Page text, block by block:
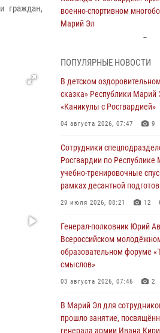
граждан,
военно-спортивном
Марий Эл
Представитель
Управления Росгвардии по
Марий Эл принял участие в
методическом сборе
06 августа 2026, 09:37 10
В Марий Эл сотрудники ЛРР
прошедший месяц провели
проверок мест хранения
06 августа 2026, 08:00
В Марий Эл сотрудники
охраны Росгвардии за
задержали 19 нарушителей
05 августа 2026, 09:44
прошло занятие,
генерала армии Ивана
ПОПУЛЯРНЫЕ НОВОСТИ
В детском
сказка» Республики
«Каникулы с Росгвардией»
04 августа 2026, 07:47 9
Сотрудники
Росгвардии по
учебно-тренировочные
рамках десантной
29 июля 2026, 08:21 12
Генерал-полковник Юрий
Всероссийском
образовательном форуме
смыслов»
03 августа 2026, 07:46 2
В Марий Эл для
прошло занятие,
генерала армии Ивана